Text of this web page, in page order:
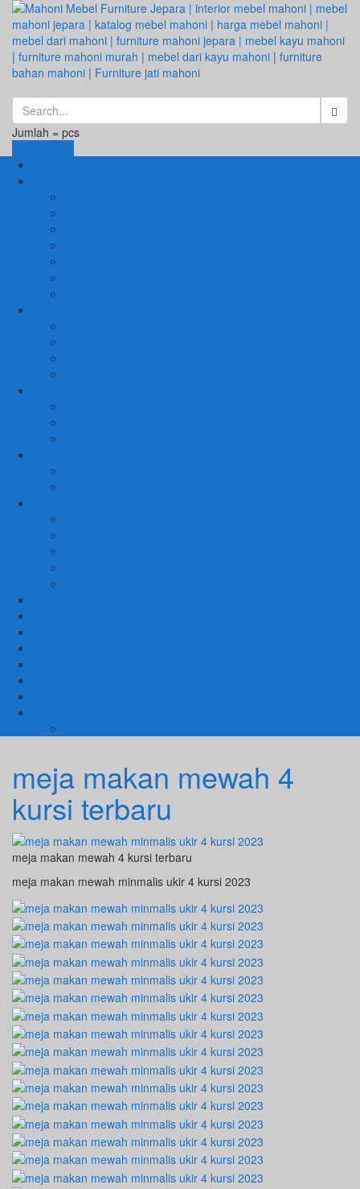
Jumlah = pcs
meja makan mewah 4
kursi terbaru
meja makan mewah 4 kursi terbaru
meja makan mewah minmalis ukir 4 kursi 2023